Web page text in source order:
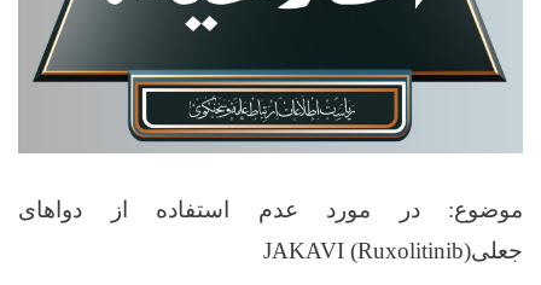
موضوع: در مورد عدم استفاده از دواهای
جعلیJAKAVI (Ruxolitinib)